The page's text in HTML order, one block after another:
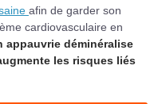
afin de garder son
cardiovasculaire en
appauvrie déminéralise
les risques liés